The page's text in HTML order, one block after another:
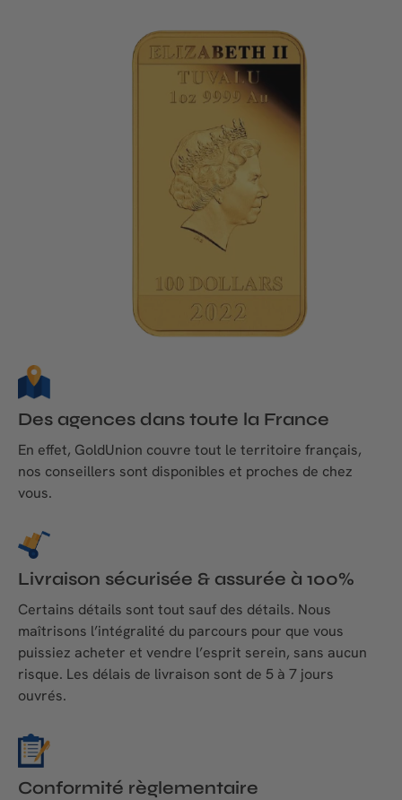
Des agences dans toute la France
En effet, GoldUnion couvre tout le territoire français,
nos conseillers sont disponibles et proches de chez
vous.
Livraison sécurisée & assurée à 100%
Certains détails sont tout sauf des détails. Nous
maîtrisons l’intégralité du parcours pour que vous
puissiez acheter et vendre l’esprit serein, sans aucun
risque. Les délais de livraison sont de 5 à 7 jours
ouvrés.
Conformité règlementaire